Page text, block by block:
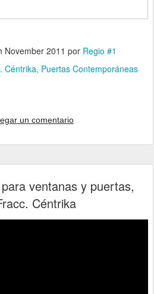
November 2011 por Regio #1
Céntrika Puertas Contemporáneas
un comentario
ventanas y puertas,
Céntrika